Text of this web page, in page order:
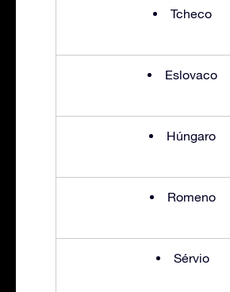
Tcheco
Eslovaco
Húngaro
Romeno
Sérvio